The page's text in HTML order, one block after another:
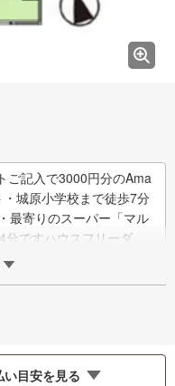
ご記入で3000円分のAma
城原小学校まで徒歩7分
最寄りのスーパー「マル
ですハウスフリーダム
目安を見る